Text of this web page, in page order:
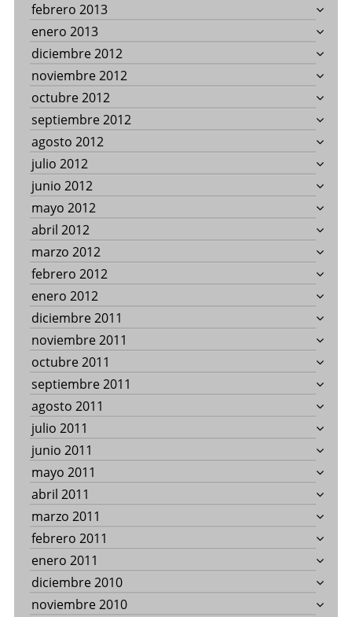
febrero 2013
enero 2013
diciembre 2012
noviembre 2012
octubre 2012
septiembre 2012
agosto 2012
julio 2012
junio 2012
mayo 2012
abril 2012
marzo 2012
febrero 2012
enero 2012
diciembre 2011
noviembre 2011
octubre 2011
septiembre 2011
agosto 2011
julio 2011
junio 2011
mayo 2011
abril 2011
marzo 2011
febrero 2011
enero 2011
diciembre 2010
noviembre 2010